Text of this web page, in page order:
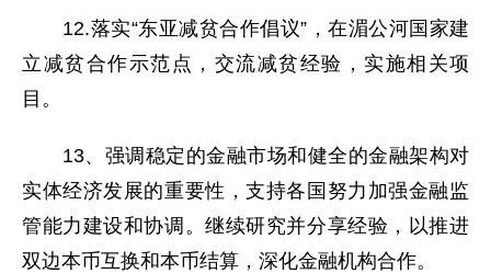
12.落实“东亚减贫合作倡议”，在湄公河国家建
立减贫合作示范点，交流减贫经验，实施相关项
目。
13、强调稳定的金融市场和健全的金融架构对
实体经济发展的重要性，支持各国努力加强金融监
管能力建设和协调。继续研究并分享经验，以推进
双边本币互换和本币结算，深化金融机构合作。